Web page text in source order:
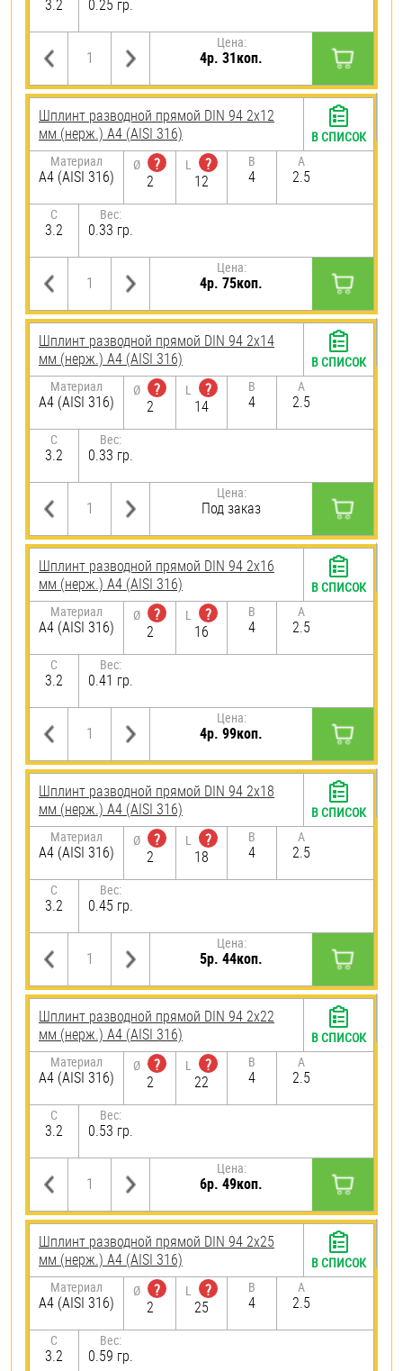
3.2 0.25 гр.
Цена:
4р. 31коп.
Шплинт разводной прямой DIN 94 2х12
мм (нерж.) A4 (AISI 316)
Материал
A4 (AISI 316)
Ø
?
2
L
?
12
B
4
A
2.5
C
3.2
Вес:
0.33 гр.
Цена:
4р. 75коп.
В СПИСОК
Шплинт разводной прямой DIN 94 2х14
мм (нерж.) A4 (AISI 316)
Материал
A4 (AISI 316)
Ø
?
2
L
?
14
B
4
A
2.5
C
3.2
Вес:
0.33 гр.
Цена:
Под заказ
В СПИСОК
Шплинт разводной прямой DIN 94 2х16
мм (нерж.) A4 (AISI 316)
Материал
A4 (AISI 316)
Ø
?
2
L
?
16
B
4
A
2.5
C
3.2
Вес:
0.41 гр.
Цена:
4р. 99коп.
В СПИСОК
Шплинт разводной прямой DIN 94 2х18
мм (нерж.) A4 (AISI 316)
Материал
A4 (AISI 316)
Ø
?
2
L
?
18
B
4
A
2.5
C
3.2
Вес:
0.45 гр.
Цена:
5р. 44коп.
В СПИСОК
Шплинт разводной прямой DIN 94 2х22
мм (нерж.) A4 (AISI 316)
Материал
A4 (AISI 316)
Ø
?
2
L
?
22
B
4
A
2.5
C
3.2
Вес:
0.53 гр.
Цена:
6р. 49коп.
В СПИСОК
Шплинт разводной прямой DIN 94 2х25
мм (нерж.) A4 (AISI 316)
Материал
A4 (AISI 316)
Ø
?
2
L
?
25
B
4
A
2.5
C
3.2
Вес:
0.59 гр.
В СПИСОК